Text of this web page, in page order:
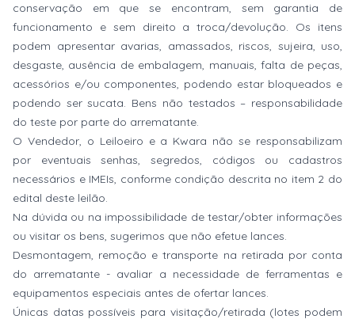
conservação em que se encontram, sem garantia de
funcionamento e sem direito a troca/devolução. Os itens
podem apresentar avarias, amassados, riscos, sujeira, uso,
desgaste, ausência de embalagem, manuais, falta de peças,
acessórios e/ou componentes, podendo estar bloqueados e
podendo ser sucata. Bens não testados – responsabilidade
do teste por parte do arrematante.
O Vendedor, o Leiloeiro e a Kwara não se responsabilizam
por eventuais senhas, segredos, códigos ou cadastros
necessários e IMEIs, conforme condição descrita no item 2 do
edital deste leilão.
Na dúvida ou na impossibilidade de testar/obter informações
ou visitar os bens, sugerimos que não efetue lances.
Desmontagem, remoção e transporte na retirada por conta
do arrematante - avaliar a necessidade de ferramentas e
equipamentos especiais antes de ofertar lances.
Únicas datas possíveis para visitação/retirada (lotes podem